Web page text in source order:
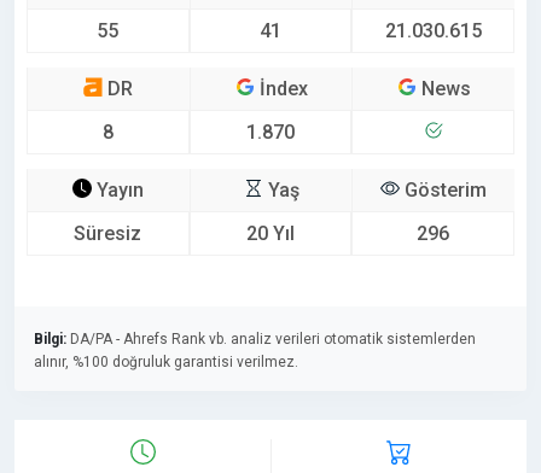
55
41
21.030.615
DR
8
İndex
1.870
News
Yayın
Süresiz
Yaş
20 Yıl
Gösterim
296
Bilgi: DA/PA - Ahrefs Rank vb. analiz verileri otomatik sistemlerden
alınır, %100 doğruluk garantisi verilmez.